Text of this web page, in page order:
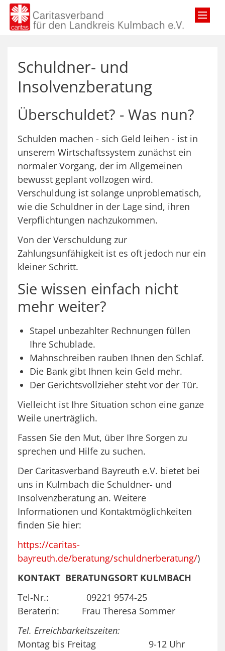
Zum Inhalt springen
Schuldner- und
Insolvenzberatung
Überschuldet? - Was nun?
Schulden machen - sich Geld leihen - ist in
unserem Wirtschaftssystem zunächst ein
normaler Vorgang, der im Allgemeinen
bewusst geplant vollzogen wird.
Verschuldung ist solange unproblematisch,
wie die Schuldner in der Lage sind, ihren
Verpflichtungen nachzukommen.
Von der Verschuldung zur
Zahlungsunfähigkeit ist es oft jedoch nur ein
kleiner Schritt.
Sie wissen einfach nicht
mehr weiter?
Stapel unbezahlter Rechnungen füllen
Ihre Schublade.
Mahnschreiben rauben Ihnen den Schlaf.
Die Bank gibt Ihnen kein Geld mehr.
Der Gerichtsvollzieher steht vor der Tür.
Vielleicht ist Ihre Situation schon eine ganze
Weile unerträglich.
Fassen Sie den Mut, über Ihre Sorgen zu
sprechen und Hilfe zu suchen.
Der Caritasverband Bayreuth e.V. bietet bei
uns in Kulmbach die Schuldner- und
Insolvenzberatung an. Weitere
Informationen und Kontaktmöglichkeiten
finden Sie hier:
https://caritas-
bayreuth.de/beratung/schuldnerberatung/)
KONTAKT BERATUNGSORT KULMBACH
Tel-Nr.: 09221 9574-25
Beraterin: Frau Theresa Sommer
Tel. Erreichbarkeitszeiten:
Montag bis Freitag 9-12 Uhr